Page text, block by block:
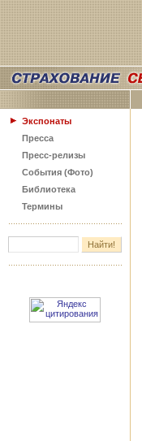
Экспонаты
Пресса
Пресс-релизы
События (Фото)
Библиотека
Термины